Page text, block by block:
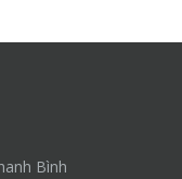
Bình